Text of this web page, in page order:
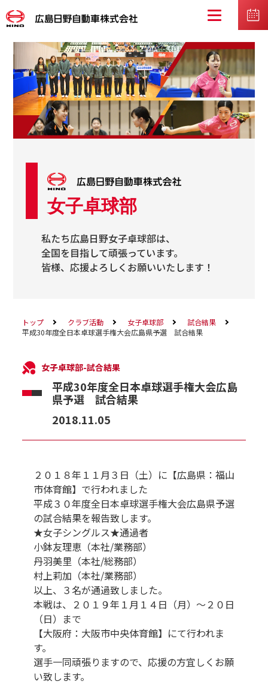
女子卓球部
私たち広島日野女子卓球部は、
全国を目指して頑張っています。
皆様、応援よろしくお願いいたします！
トップ クラブ活動 女子卓球部
試合結果
平成30年度全日本卓球選手権大会広島県予選 試合結果
女子卓球部-試合結果
平成30年度全日本卓球選手権大会広島
県予選 試合結果
2018.11.05
２０１８年１１月３日（土）に【広島県：福山
市体育館】で行われました
平成３０年度全日本卓球選手権大会広島県予選
の試合結果を報告致します。
★女子シングルス★通過者
小鉢友理恵（本社/業務部）
丹羽美里（本社/総務部）
村上莉加（本社/業務部）
以上、３名が通過致しました。
本戦は、２０１９年１月１４日（月）～２０日
（日）まで
【大阪府：大阪市中央体育館】にて行われま
す。
選手一同頑張りますので、応援の方宜しくお願
い致します。